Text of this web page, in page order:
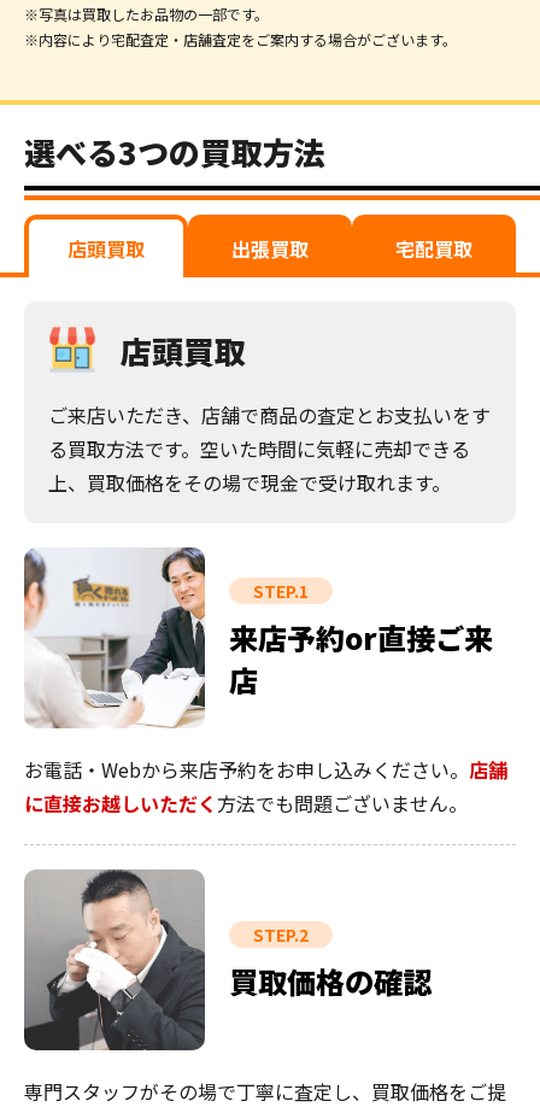
※写真は買取したお品物の一部です。
※内容により宅配査定・店舗査定をご案内する場合がございます。
選べる3つの買取方法
店頭買取 出張買取 宅配買取
店頭買取
ご来店いただき、店舗で商品の査定とお支払いをす
る買取方法です。空いた時間に気軽に売却できる
上、買取価格をその場で現金で受け取れます。
STEP.1
来店予約or直接ご来
店
お電話・Webから来店予約をお申し込みください。 店舗
に直接お越しいただく 方法でも問題ございません。
STEP.2
買取価格の確認
専門スタッフがその場で丁寧に査定し、買取価格をご提